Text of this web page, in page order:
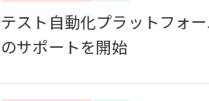
テスト自動化プラットフォ
のサポートを開始